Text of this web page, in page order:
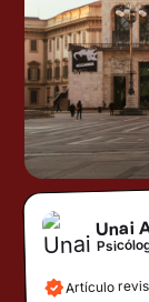
Unai
Artículo